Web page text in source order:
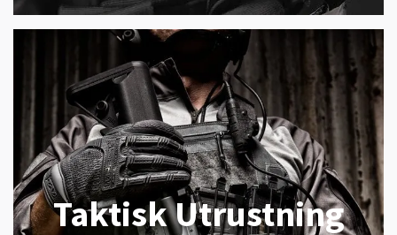
Taktisk Utrustning